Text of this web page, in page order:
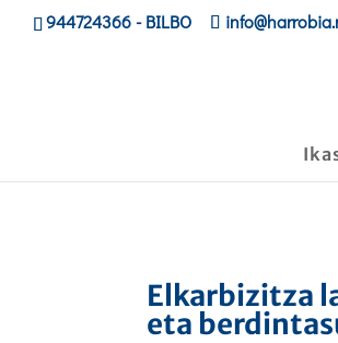
944724366- BILBO
Elkarbizitza
eta